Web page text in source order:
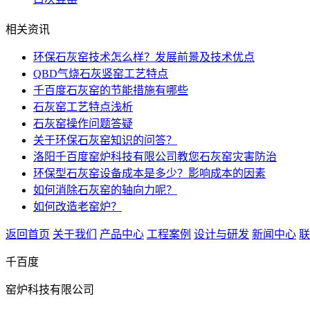
相关资讯
环保石灰窑技术怎么样？发展前景及技术优点
QBD气烧石灰竖窑工艺特点
千百度石灰窑的节能措施有哪些
石灰窑工艺特点浅析
石灰窑操作问题答疑
关于环保石灰窑知识的问答？
洛阳千百度窑炉科技有限公司教您石灰窑灾害防治
环保型石灰窑设备成本是多少？影响成本的因素
如何消除石灰窑的轴向力呢？
如何改造老窑炉？
返回首页 关于我们 产品中心 工程案例 设计与研发 新闻中心
千百度
窑炉科技有限公司